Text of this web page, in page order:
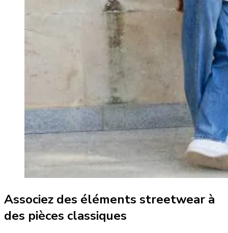
Associez des éléments streetwear à
des pièces classiques